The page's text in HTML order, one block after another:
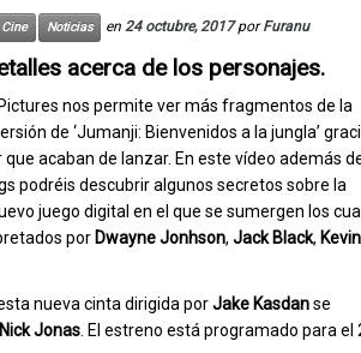
Cine Noticias en 24 octubre, 2017 porFuranu
acerca de los personajes.
nos permite ver más fragmentos de la
de ‘Jumanji: Bienvenidos a la jungla’
que acaban de lanzar. En este vídeo además
podréis descubrir algunos secretos sobre la
juego digital en el que se sumergen los
por DwayneJonhson, Jack Black, Kevin
nueva cinta dirigida porJake Kasdanse
NickJonas. El estreno está programado para el